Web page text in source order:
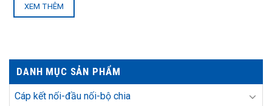
XEM THÊM
DANH MỤC SẢN PHẨM
Cáp kết nối-đầu nối-bộ chia